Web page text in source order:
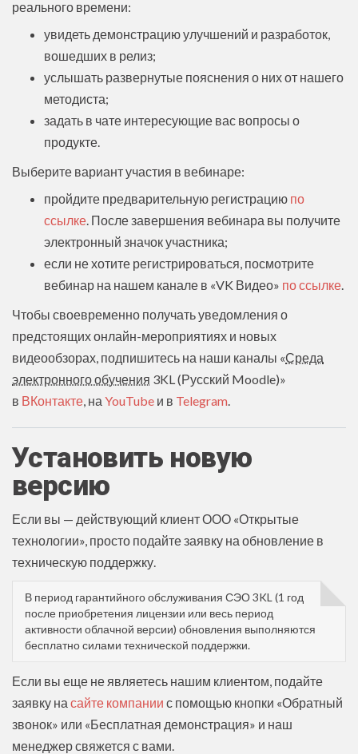
реального времени:
увидеть демонстрацию улучшений и разработок,
вошедших в релиз;
услышать развернутые пояснения о них от нашего
методиста;
задать в чате интересующие вас вопросы о
продукте.
Выберите вариант участия в вебинаре:
пройдите предварительную регистрацию по
ссылке . После завершения вебинара вы получите
электронный значок участника;
если не хотите регистрироваться, посмотрите
вебинар на нашем канале в «VK Видео» по ссылке
Чтобы своевременно получать уведомления о
предстоящих онлайн-мероприятиях и новых
видеообзорах, подпишитесь на наши каналы «Среда
электронного обучения 3KL (Русский Moodle)»
в ВКонтакте , на YouTube и в Telegram
Установить новую
версию
Если вы — действующий клиент ООО «Открытые
технологии», просто подайте заявку на обновление в
техническую поддержку.
В период гарантийного обслуживания СЭО 3KL (1 год
после приобретения лицензии или весь период
активности облачной версии) обновления выполняются
бесплатно силами технической поддержки.
Если вы еще не являетесь нашим клиентом, подайте
заявку на сайте компании с помощью кнопки «Обратный
звонок» или «Бесплатная демонстрация» и наш
менеджер свяжется с вами.